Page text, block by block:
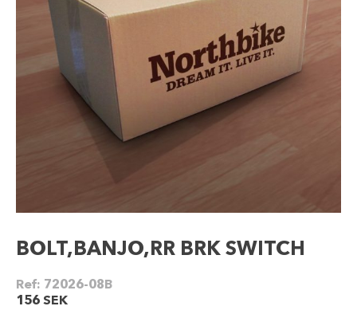
BOLT,BANJO,RR BRK SWITCH
Ref: 72026-08B
156 SEK